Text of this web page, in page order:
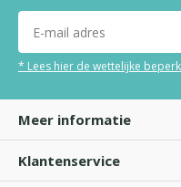
* Lees hier de wettelijke
Meer informatie
Klantenservice